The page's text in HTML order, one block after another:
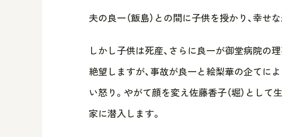
夫の良一（飯島）との間に子供を授かり、幸せ
しかし子供は死産、さらに良一が御堂病院の
絶望しますが、事故が良一と絵梨華の企てに
い怒り。やがて顔を変え佐藤香子（堀）とし
家に潜入します。